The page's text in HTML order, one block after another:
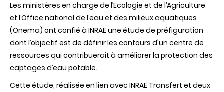
Les ministères en charge de l’Ecologie et de l’Agriculture
et l’Office national de l’eau et des milieux aquatiques
(Onema) ont confié à INRAE une étude de préfiguration
dont l’objectif est de définir les contours d'un centre de
ressources qui contribuerait à améliorer la protection des
captages d’eau potable.
Cette étude, réalisée en lien avec INRAE Transfert et deux